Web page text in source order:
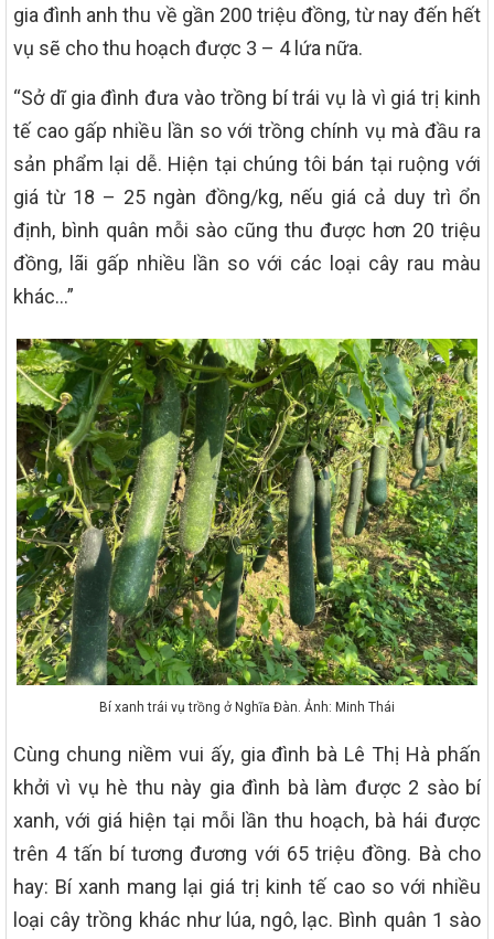
gia đình anh thu về gần 200 triệu đồng, từ nay đến hết
vụ sẽ cho thu hoạch được 3 – 4 lứa nữa.
“Sở dĩ gia đình đưa vào trồng bí trái vụ là vì giá trị kinh
tế cao gấp nhiều lần so với trồng chính vụ mà đầu ra
sản phẩm lại dễ. Hiện tại chúng tôi bán tại ruộng với
giá từ 18 – 25 ngàn đồng/kg, nếu giá cả duy trì ổn
định, bình quân mỗi sào cũng thu được hơn 20 triệu
đồng, lãi gấp nhiều lần so với các loại cây rau màu
khác…”
Bí xanh trái vụ trồng ở Nghĩa Đàn. Ảnh: Minh Thái
Cùng chung niềm vui ấy, gia đình bà Lê Thị Hà phấn
khởi vì vụ hè thu này gia đình bà làm được 2 sào bí
xanh, với giá hiện tại mỗi lần thu hoạch, bà hái được
trên 4 tấn bí tương đương với 65 triệu đồng. Bà cho
hay: Bí xanh mang lại giá trị kinh tế cao so với nhiều
loại cây trồng khác như lúa, ngô, lạc. Bình quân 1 sào